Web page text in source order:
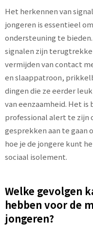
Het herkennen van
jongeren is essentieel
ondersteuning te
signalen zijn
vermijden van contact
en slaappatroon,
dingen die ze eerder
van eenzaamheid. Het
professional alert te zijn
gesprekken aan te gaan
hoe je de jongere kunt
sociaal isolement.
Welke gevolgen
hebben voor de
jongeren?